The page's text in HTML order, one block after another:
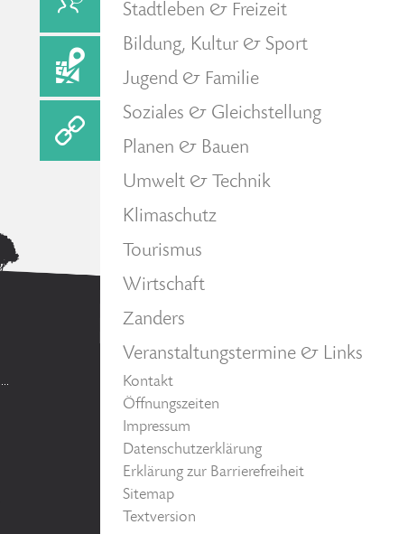
Stadtleben & Freizeit
Bildung, Kultur & Sport
Jugend & Familie
Soziales & Gleichstellung
Planen & Bauen
Umwelt & Technik
Klimaschutz
Tourismus
Wirtschaft
Zanders
Veranstaltungstermine & Links
Kontakt
Öffnungszeiten
Impressum
Datenschutzerklärung
Erklärung zur Barrierefreiheit
Sitemap
Textversion